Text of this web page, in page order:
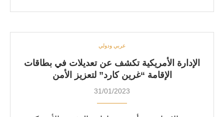
عربي ودولي
الإدارة الأمريكية تكشف عن تعديلات في بطاقات
الإقامة “غرين كارد” لتعزيز الأمن
31/01/2023